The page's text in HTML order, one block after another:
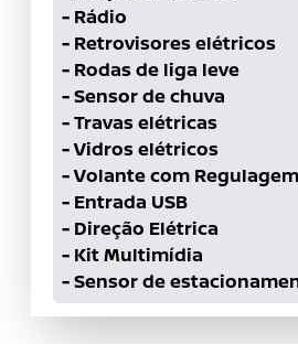
- Rádio
- Retrovisores elétricos
- Rodas de liga leve
-Sensor de chuva
-Travas elétricas
-Vidros elétricos
-Volante com
- Entrada USB
- Direção Elétrica
- Kit Multimídia
-Sensor de